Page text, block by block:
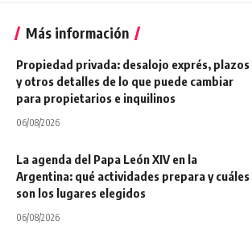
Más información
Propiedad privada: desalojo exprés, plazos
y otros detalles de lo que puede cambiar
para propietarios e inquilinos
06/08/2026
La agenda del Papa León XIV en la
Argentina: qué actividades prepara y cuáles
son los lugares elegidos
06/08/2026